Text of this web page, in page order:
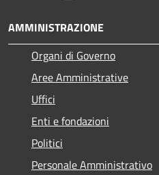
AMMINISTRAZIONE
Organi di Governo
Aree Amministrative
Uffici
Enti e fondazioni
Politici
Personale Amministrativo